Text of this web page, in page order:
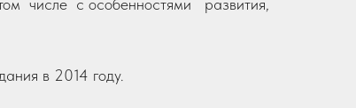
числе с особенностями развития,
в 2014 году.